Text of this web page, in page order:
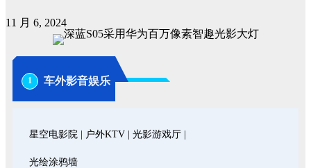
11 月 6, 2024
1 车外影音娱乐
星空电影院 | 户外KTV | 光影游戏厅 |
光绘涂鸦墙